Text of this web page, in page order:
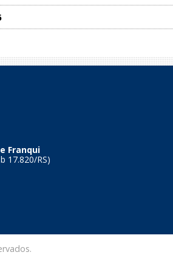
Franqui
17.820/RS)